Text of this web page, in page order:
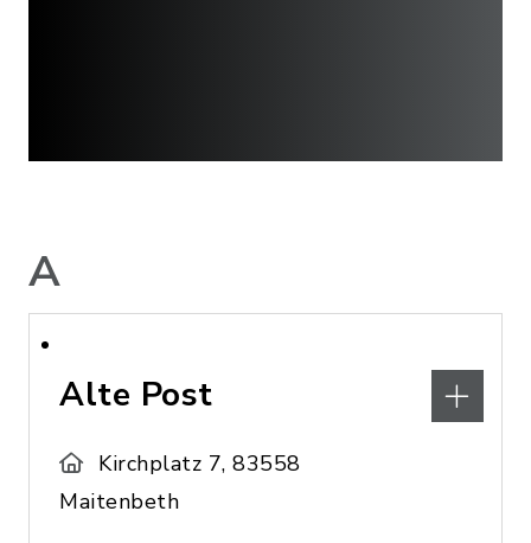
A
Alte Post
Kirchplatz 7, 83558
Maitenbeth